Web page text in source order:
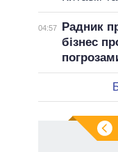
04:57
Радник
бізнес